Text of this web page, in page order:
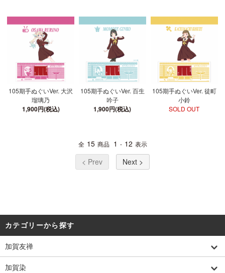
105期手ぬぐいVer. 大沢
瑠璃乃
1,900円(税込)
105期手ぬぐいVer. 百生
吟子
1,900円(税込)
105期手ぬぐいVer. 徒町
小鈴
SOLD OUT
全 15 商品 1 - 12 表示
< Prev Next >
カテゴリーから探す
加賀友禅
加賀染